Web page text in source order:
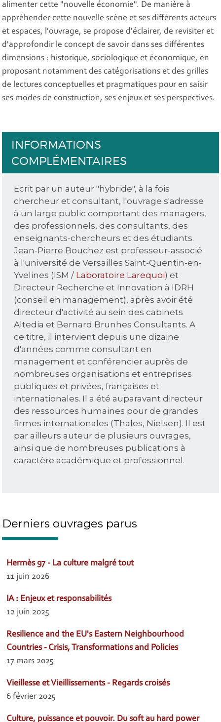
alimenter cette "nouvelle économie". De manière à
appréhender cette nouvelle scène et ses différents acteurs
et espaces, l'ouvrage, se propose d'éclairer, de revisiter et
d'approfondir le concept de savoir dans ses différentes
dimensions : historique, sociologique et économique, en
proposant notamment des catégorisations et des grilles
de lectures conceptuelles et pragmatiques pour en saisir
ses modes de construction, ses enjeux et ses perspectives.
INFORMATIONS
COMPLÉMENTAIRES
Ecrit par un auteur "hybride", à la fois
chercheur et consultant, l'ouvrage s'adresse
à un large public comportant des managers,
des professionnels, des consultants, des
enseignants-chercheurs et des étudiants.
Jean-Pierre Bouchez est professeur-associé
à l'université de Versailles Saint-Quentin-en-
Yvelines (ISM / Laboratoire Larequoi) et
Directeur Recherche et Innovation à IDRH
(conseil en management), après avoir été
directeur d'activité au sein des cabinets
Altedia et Bernard Brunhes Consultants. A
ce titre, il intervient depuis une dizaine
d'années comme consultant en
management et conférencier auprès de
nombreuses organisations et entreprises
publiques et privées, françaises et
internationales. Il a été auparavant directeur
des ressources humaines pour de grandes
firmes internationales (Thales, Nielsen). Il est
par ailleurs auteur de plusieurs ouvrages,
ainsi que de nombreuses publications à
caractère académique et professionnel.
Derniers ouvrages parus
Hermès 97 - La culture malgré tout
11 juin 2026
IA : Enjeux et responsabilités
12 juin 2025
Resilience and the EU's Eastern Neighbourhood
Countries - Crisis, Transformations and Policies
17 mars 2025
Vieillesse et Vieillissements - Regards croisés
6 février 2025
Culture, puissance et pouvoir. Du soft au hard power